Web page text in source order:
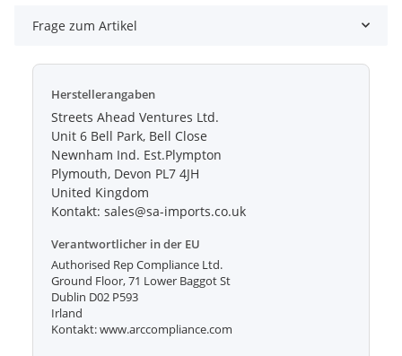
Frage zum Artikel
Herstellerangaben
Streets Ahead Ventures Ltd.
Unit 6 Bell Park, Bell Close
Newnham Ind. Est.Plympton
Plymouth, Devon PL7 4JH
United Kingdom
Kontakt: sales@sa-imports.co.uk
Verantwortlicher in der EU
Authorised Rep Compliance Ltd.
Ground Floor, 71 Lower Baggot St
Dublin D02 P593
Irland
Kontakt: www.arccompliance.com